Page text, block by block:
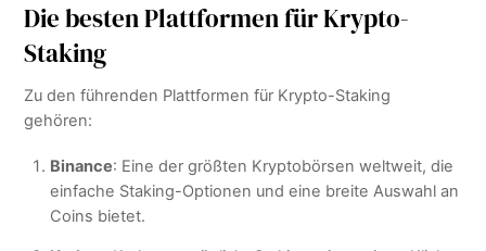
Die besten Plattformen für Krypto-
Staking
Zu den führenden Plattformen für Krypto-Staking
gehören:
Binance: Eine der größten Kryptobörsen weltweit, die
einfache Staking-Optionen und eine breite Auswahl an
Coins bietet.